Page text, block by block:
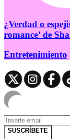
¿Verdad o
romance’ de
Entretenimiento
SUSCRÍBETE